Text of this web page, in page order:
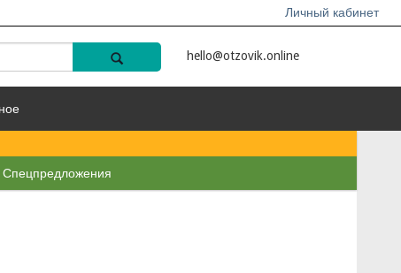
Личный кабинет
hello@otzovik.online
Спецпредложения